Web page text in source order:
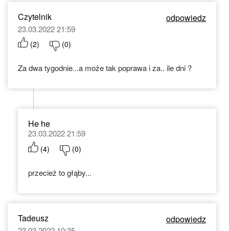
Czytelnik odpowiedz
23.03.2022 21:59
(2) (0)
Za dwa tygodnie...a może tak poprawa i za.. ile dni ?
He he
23.03.2022 21:59
(4) (0)
przecież to głąby...
Tadeusz odpowiedz